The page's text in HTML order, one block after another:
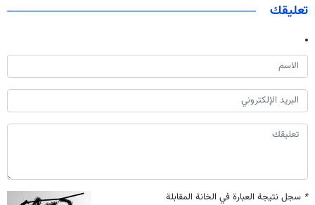
تعليقك
* سجل نتيجة العبارة في الخانة المقابلة